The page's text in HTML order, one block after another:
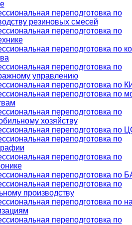
переподготовка по
резиновых смесей
переподготовка по
переподготовка по
переподготовка по
управлению
переподготовка по
переподготовка по
переподготовка по
хозяйству
переподготовка по
переподготовка по
переподготовка по
переподготовка по
переподготовка по
производству
переподготовка по
переподготовка по